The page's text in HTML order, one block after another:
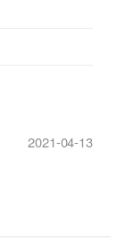
2021-04-13